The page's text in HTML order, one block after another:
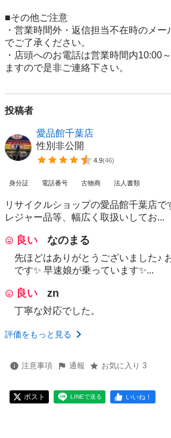
■その他ご注意
・営業時間外・返信担当不在時のメ
でご了承ください。
・店頭へのお電話は営業時間内10:00
投稿者
愛品館千葉店
性別非公開
4.9(46)
身分証 電話番号 古物商 法人書類
リサイクルショップの愛品館千葉店で
レジャー品等、幅広く取扱いしてお...
良い なのまる
先ほどはありがとうございました♪
です✨ 早速娘が乗っています✨...
良い zn
丁寧な対応でした。
評価をもっと見る
注意事項 通報 お気に入り 3
ポスト LINEで送る いいね！